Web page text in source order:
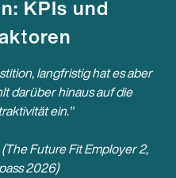
KPIs und
langfristig hat es aber
darüber hinaus auf die
ein."
(The Future Fit Employer 2,
2026)